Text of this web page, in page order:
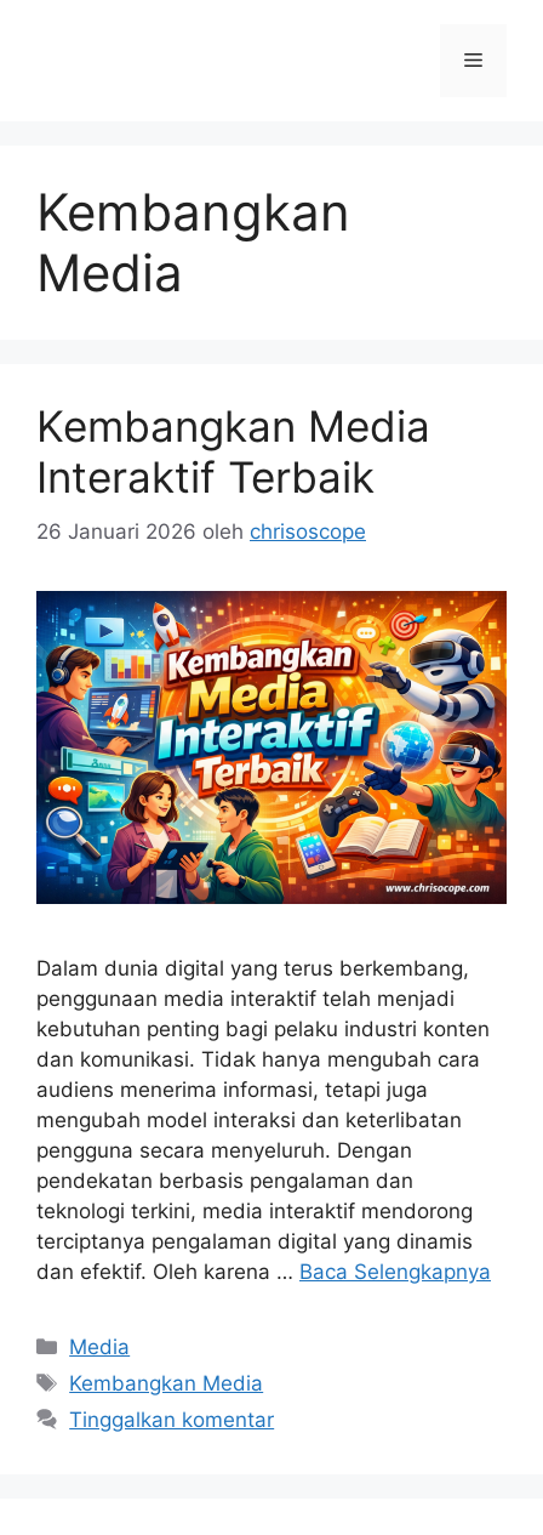
Menu
Kembangkan
Media
Kembangkan Media
Interaktif Terbaik
26 Januari 2026 oleh chrisoscope
Dalam dunia digital yang terus berkembang,
penggunaan media interaktif telah menjadi
kebutuhan penting bagi pelaku industri konten
dan komunikasi. Tidak hanya mengubah cara
audiens menerima informasi, tetapi juga
mengubah model interaksi dan keterlibatan
pengguna secara menyeluruh. Dengan
pendekatan berbasis pengalaman dan
teknologi terkini, media interaktif mendorong
terciptanya pengalaman digital yang dinamis
dan efektif. Oleh karena … Baca Selengkapnya
Kategori
Media
Tag
Kembangkan Media
Tinggalkan komentar